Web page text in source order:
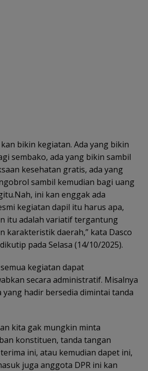
bikin kegiatan. Ada yang bikin
sembako, ada yang bikin sambil
kesehatan gratis, ada yang
sambil kemudian bagi uang
ini kan enggak ada
kegiatan dapil itu harus apa,
itu adalah variatif tergantung
karakteristik daerah,” kata Dasco
pada Selasa (14/10/2025).
kegiatan dapat
secara administratif. Misalnya
yang hadir bersedia dimintai tanda
kita gak mungkin minta
konstituen, tanda tangan
ini, atau kemudian dapet ini,
juga anggota DPR ini kan